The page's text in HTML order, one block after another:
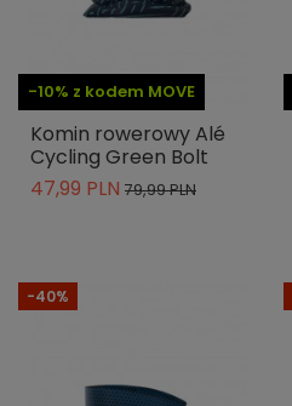
-10% z kodem MOVE
Komin rowerowy Alé
Cycling Green Bolt
47,99 PLN 79,99 PLN
-40%